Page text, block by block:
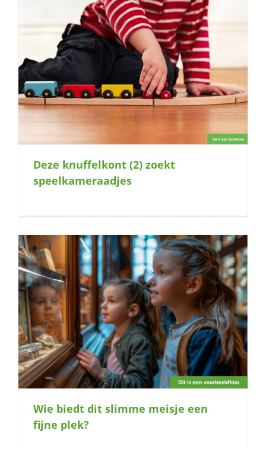
Deze knuffelkont (2) zoekt
speelkameraadjes
Wie biedt dit slimme meisje een
fijne plek?